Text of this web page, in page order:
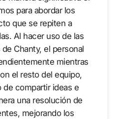
para abordar los
que se repiten a
Al hacer uso de las
Chanty, el personal
mientras
el resto del equipo,
compartir ideas e
una resolución de
mejorando los